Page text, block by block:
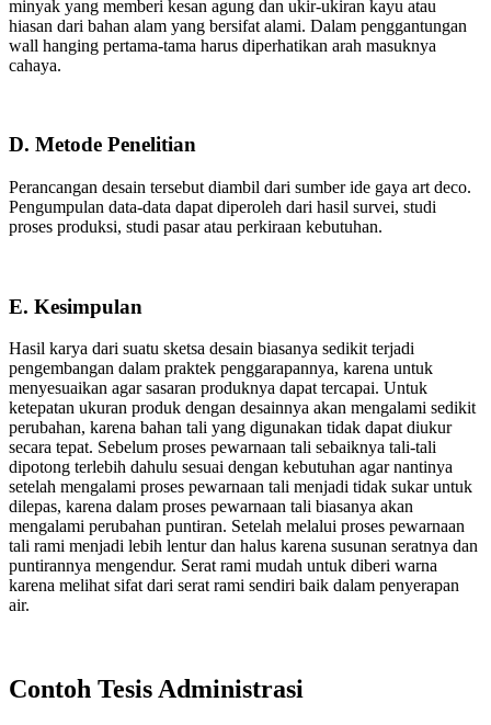
minyak yang memberi kesan agung dan ukir-ukiran kayu atau
hiasan dari bahan alam yang bersifat alami. Dalam penggantungan
wall hanging pertama-tama harus diperhatikan arah masuknya
cahaya.
D. Metode Penelitian
Perancangan desain tersebut diambil dari sumber ide gaya art deco.
Pengumpulan data-data dapat diperoleh dari hasil survei, studi
proses produksi, studi pasar atau perkiraan kebutuhan.
E. Kesimpulan
Hasil karya dari suatu sketsa desain biasanya sedikit terjadi
pengembangan dalam praktek penggarapannya, karena untuk
menyesuaikan agar sasaran produknya dapat tercapai. Untuk
ketepatan ukuran produk dengan desainnya akan mengalami sedikit
perubahan, karena bahan tali yang digunakan tidak dapat diukur
secara tepat. Sebelum proses pewarnaan tali sebaiknya tali-tali
dipotong terlebih dahulu sesuai dengan kebutuhan agar nantinya
setelah mengalami proses pewarnaan tali menjadi tidak sukar untuk
dilepas, karena dalam proses pewarnaan tali biasanya akan
mengalami perubahan puntiran. Setelah melalui proses pewarnaan
tali rami menjadi lebih lentur dan halus karena susunan seratnya dan
puntirannya mengendur. Serat rami mudah untuk diberi warna
karena melihat sifat dari serat rami sendiri baik dalam penyerapan
air.
Contoh Tesis Administrasi